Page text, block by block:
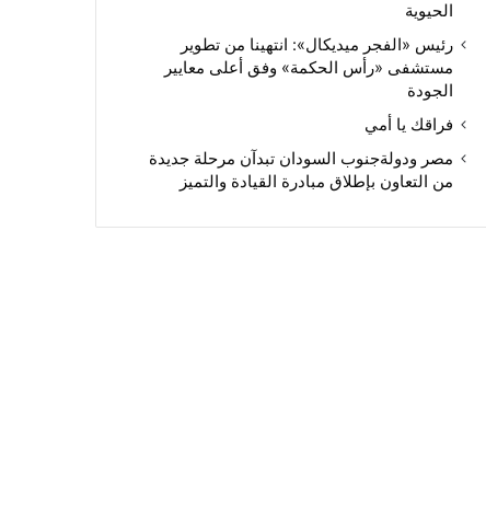
الحيوية
رئيس «الفجر ميديكال»: انتهينا من تطوير
مستشفى «رأس الحكمة» وفق أعلى معايير
الجودة
فراقك يا أمي
مصر ودولةجنوب السودان تبدآن مرحلة جديدة
من التعاون بإطلاق مبادرة القيادة والتميز